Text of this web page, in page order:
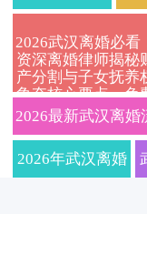
流程指南：协
议离婚、诉讼
离婚、财产分
割、子女抚养
与
2026武汉离婚必看
资深离婚律师揭秘
产分割与子女抚养
争夺核心要点，免
咨询通道限时开启
2026最新武汉离婚
及费用标准，专业
附子女抚养权争取
2026年武汉离婚